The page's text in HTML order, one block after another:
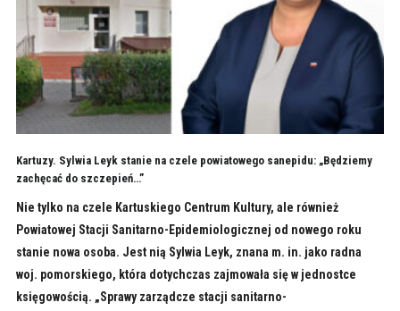
Kartuzy. Sylwia Leyk stanie na czele powiatowego sanepidu: „Będziemy
zachęcać do szczepień…”
Nie tylko na czele Kartuskiego Centrum Kultury, ale również
Powiatowej Stacji Sanitarno-Epidemiologicznej od nowego roku
stanie nowa osoba. Jest nią Sylwia Leyk, znana m. in. jako radna
woj. pomorskiego, która dotychczas zajmowała się w jednostce
księgowością. „Sprawy zarządcze stacji sanitarno-